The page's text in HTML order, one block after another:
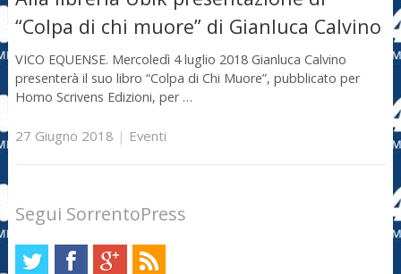
“Colpa di chi muore” di Gianluca Calvino
VICO EQUENSE. Mercoledì 4 luglio 2018 Gianluca Calvino
presenterà il suo libro “Colpa di Chi Muore”, pubblicato per
Homo Scrivens Edizioni, per …
27 Giugno 2018 | Eventi
Segui SorrentoPress